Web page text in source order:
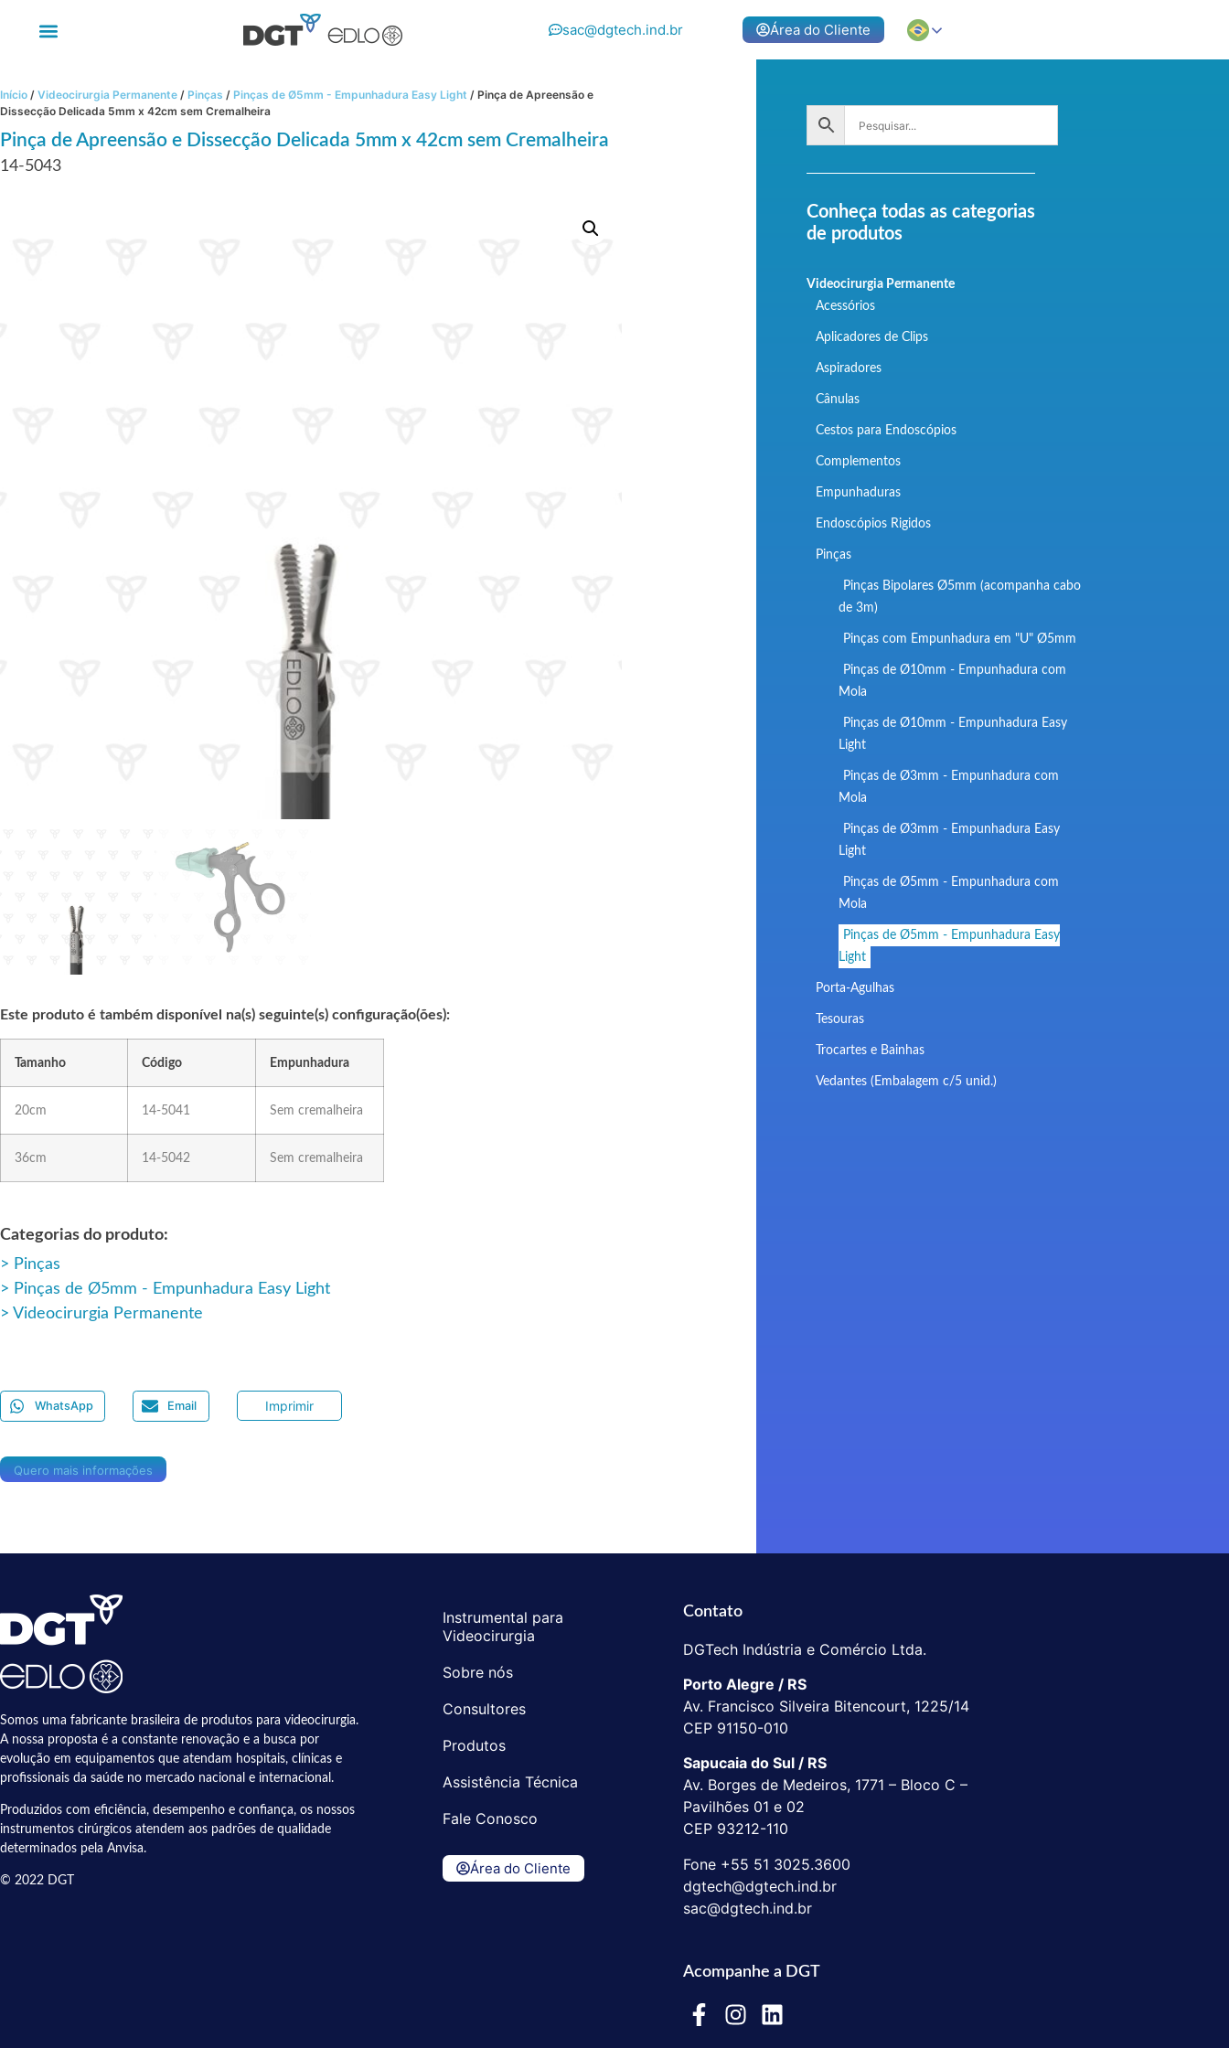
sac@dgtech.ind.br Área do Cliente
Início / Videocirurgia Permanente / Pinças / Pinças de Ø5mm - Empunhadura Easy Light / Pinça de Apreensão e
Dissecção Delicada 5mm x 42cm sem Cremalheira
Pinça de Apreensão e Dissecção Delicada 5mm x 42cm sem Cremalheira
14-5043
Este produto é também disponível na(s) seguinte(s) configuração(ões):
Tamanho Código Empunhadura
20cm 14-5041 Sem cremalheira
36cm 14-5042 Sem cremalheira
Categorias do produto:
Pinças
Pinças de Ø5mm - Empunhadura Easy Light
Videocirurgia Permanente
WhatsApp Email Imprimir
Quero mais informações
Conheça todas as categorias
de produtos
Videocirurgia Permanente
Acessórios
Aplicadores de Clips
Aspiradores
Cânulas
Cestos para Endoscópios
Complementos
Empunhaduras
Endoscópios Rigidos
Pinças
Pinças Bipolares Ø5mm (acompanha cabo
de 3m)
Pinças com Empunhadura em "U" Ø5mm
Pinças de Ø10mm - Empunhadura com
Mola
Pinças de Ø10mm - Empunhadura Easy
Light
Pinças de Ø3mm - Empunhadura com
Mola
Pinças de Ø3mm - Empunhadura Easy
Light
Pinças de Ø5mm - Empunhadura com
Mola
Pinças de Ø5mm - Empunhadura Easy
Light
Porta-Agulhas
Tesouras
Trocartes e Bainhas
Vedantes (Embalagem c/5 unid.)
Somos uma fabricante brasileira de produtos para videocirurgia.
A nossa proposta é a constante renovação e a busca por
evolução em equipamentos que atendam hospitais, clínicas e
profissionais da saúde no mercado nacional e internacional.
Produzidos com eficiência, desempenho e confiança, os nossos
instrumentos cirúrgicos atendem aos padrões de qualidade
determinados pela Anvisa.
© 2022 DGT
Instrumental para
Videocirurgia
Sobre nós
Consultores
Produtos
Assistência Técnica
Fale Conosco
Área do Cliente
Contato
DGTech Indústria e Comércio Ltda.
Porto Alegre / RS
Av. Francisco Silveira Bitencourt, 1225/14
CEP 91150-010
Sapucaia do Sul / RS
Av. Borges de Medeiros, 1771 – Bloco C –
Pavilhões 01 e 02
CEP 93212-110
Fone +55 51 3025.3600
dgtech@dgtech.ind.br
sac@dgtech.ind.br
Acompanhe a DGT